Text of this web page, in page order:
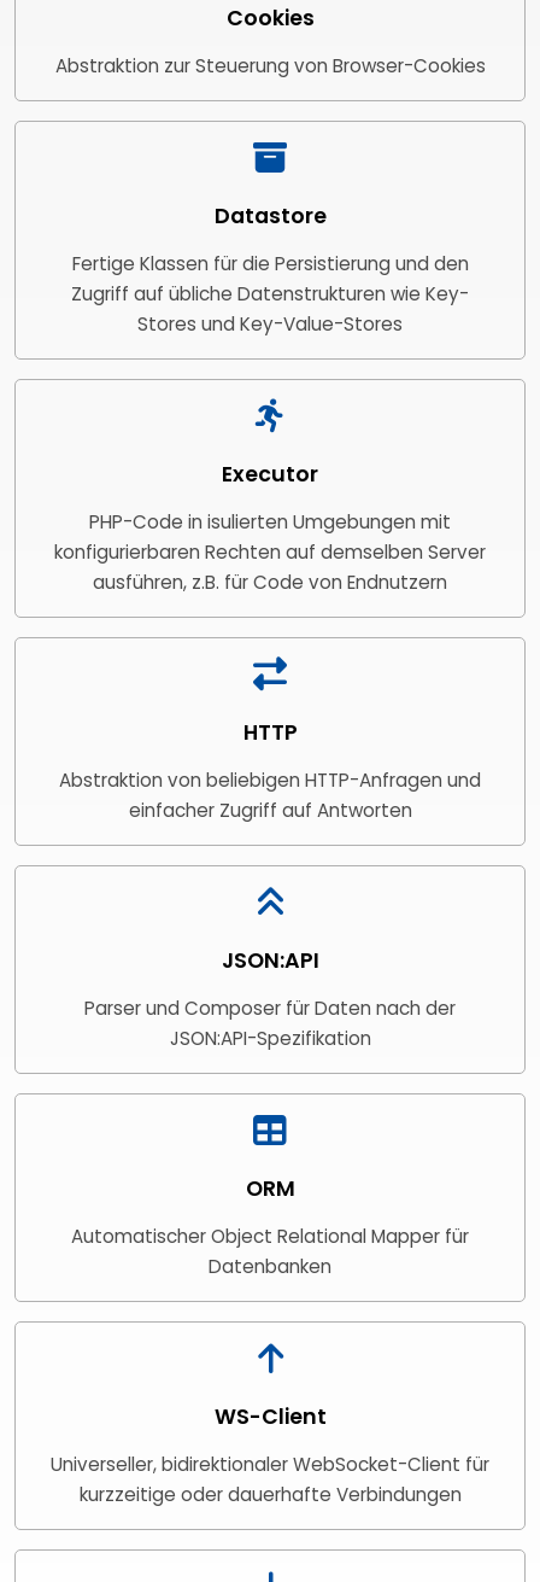
Cookies
Abstraktion zur Steuerung von Browser-Cookies
Datastore
Fertige Klassen für die Persistierung und den
Zugriff auf übliche Datenstrukturen wie Key-
Stores und Key-Value-Stores
Executor
PHP-Code in isulierten Umgebungen mit
konfigurierbaren Rechten auf demselben Server
ausführen, z.B. für Code von Endnutzern
HTTP
Abstraktion von beliebigen HTTP-Anfragen und
einfacher Zugriff auf Antworten
JSON:API
Parser und Composer für Daten nach der
JSON:API-Spezifikation
ORM
Automatischer Object Relational Mapper für
Datenbanken
WS-Client
Universeller, bidirektionaler WebSocket-Client für
kurzzeitige oder dauerhafte Verbindungen